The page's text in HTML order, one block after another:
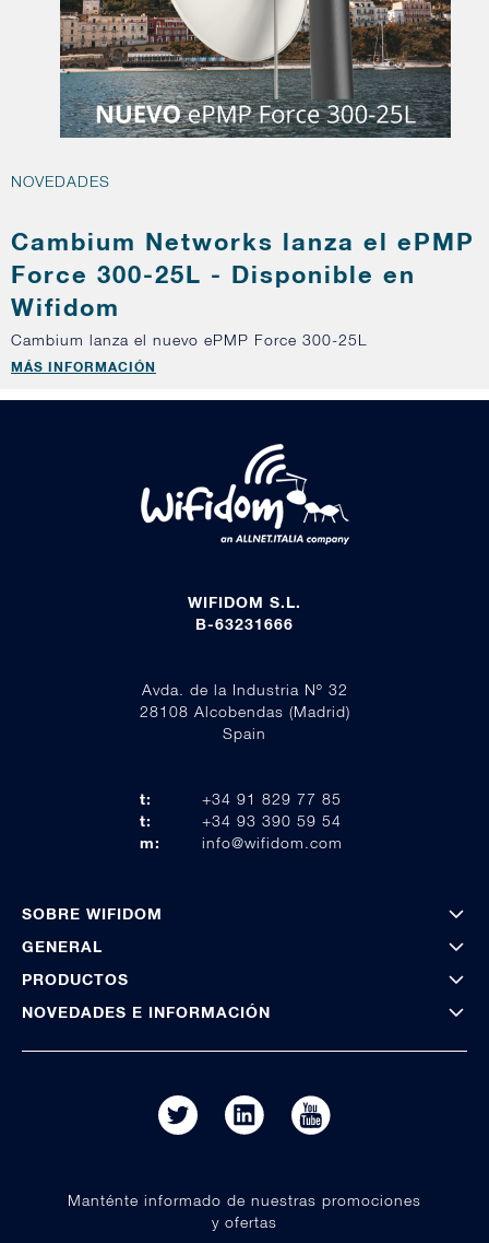
NOVEDADES
Cambium Networks lanza el ePMP
Force 300-25L - Disponible en
Wifidom
Cambium lanza el nuevo ePMP Force 300-25L
MÁS INFORMACIÓN
WIFIDOM S.L.
B-63231666
Avda. de la Industria Nº 32
28108 Alcobendas (Madrid)
Spain
t:
+34 91 829 77 85
t:
+34 93 390 59 54
m:
info@wifidom.com
SOBRE WIFIDOM
GENERAL
PRODUCTOS
NOVEDADES E INFORMACIÓN
Manténte informado de nuestras promociones
y ofertas